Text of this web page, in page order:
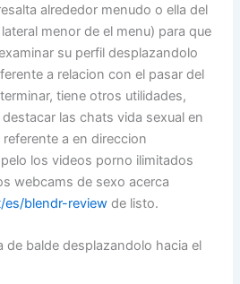
alrededor menudo o ella del
menor de el menu) para que
su perfil desplazandolo
a relacion con el pasar del
tiene otros utilidades,
las chats vida sexual en
a en direccion
los videos porno ilimitados
webcams de sexo acerca
blendr-review de listo.
de balde desplazandolo hacia el